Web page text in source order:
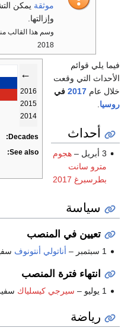
موثقة يمكن
وإزالتها.
وسم هذا القالب
2018
←
2016
2015
2014
Decades:
See also:
فيما يلي قوائم
الأحداث التي وقعت
خلال عام 2017 في
روسيا
أحداث
3 أبريل –
هجوم
مترو سانت
بطرسبرغ 2017
سياسة
تعيين في المنصب
1 سبتمبر – أناتولي أنتونوف
انتهاء فترة المنصب
1 يوليو – سيرجي كيسلياك
رياضة